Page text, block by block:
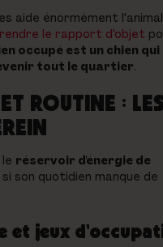
aide énormément
le rapport d'objet
occupé est un chien qui
tout le quartier.
ROUTINE :
réservoir d'énergie de
si son quotidien manque de
et jeux